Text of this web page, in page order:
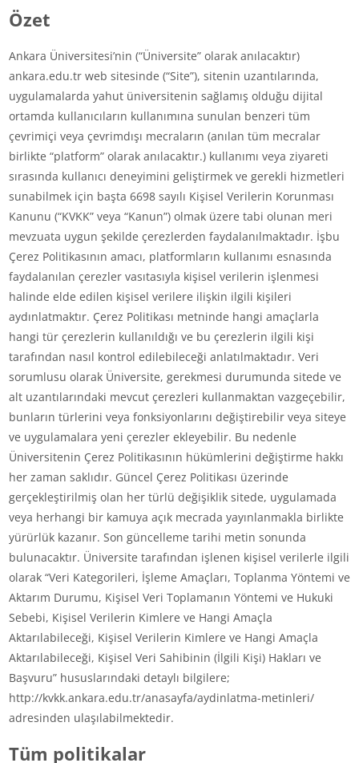
Özet
Ankara Üniversitesi’nin (“Üniversite” olarak anılacaktır)
ankara.edu.tr web sitesinde (“Site”), sitenin uzantılarında,
uygulamalarda yahut üniversitenin sağlamış olduğu dijital
ortamda kullanıcıların kullanımına sunulan benzeri tüm
çevrimiçi veya çevrimdışı mecraların (anılan tüm mecralar
birlikte “platform” olarak anılacaktır.) kullanımı veya ziyareti
sırasında kullanıcı deneyimini geliştirmek ve gerekli hizmetleri
sunabilmek için başta 6698 sayılı Kişisel Verilerin Korunması
Kanunu (“KVKK” veya “Kanun”) olmak üzere tabi olunan meri
mevzuata uygun şekilde çerezlerden faydalanılmaktadır. İşbu
Çerez Politikasının amacı, platformların kullanımı esnasında
faydalanılan çerezler vasıtasıyla kişisel verilerin işlenmesi
halinde elde edilen kişisel verilere ilişkin ilgili kişileri
aydınlatmaktır. Çerez Politikası metninde hangi amaçlarla
hangi tür çerezlerin kullanıldığı ve bu çerezlerin ilgili kişi
tarafından nasıl kontrol edilebileceği anlatılmaktadır. Veri
sorumlusu olarak Üniversite, gerekmesi durumunda sitede ve
alt uzantılarındaki mevcut çerezleri kullanmaktan vazgeçebilir,
bunların türlerini veya fonksiyonlarını değiştirebilir veya siteye
ve uygulamalara yeni çerezler ekleyebilir. Bu nedenle
Üniversitenin Çerez Politikasının hükümlerini değiştirme hakkı
her zaman saklıdır. Güncel Çerez Politikası üzerinde
gerçekleştirilmiş olan her türlü değişiklik sitede, uygulamada
veya herhangi bir kamuya açık mecrada yayınlanmakla birlikte
yürürlük kazanır. Son güncelleme tarihi metin sonunda
bulunacaktır. Üniversite tarafından işlenen kişisel verilerle ilgili
olarak “Veri Kategorileri, İşleme Amaçları, Toplanma Yöntemi ve
Aktarım Durumu, Kişisel Veri Toplamanın Yöntemi ve Hukuki
Sebebi, Kişisel Verilerin Kimlere ve Hangi Amaçla
Aktarılabileceği, Kişisel Verilerin Kimlere ve Hangi Amaçla
Aktarılabileceği, Kişisel Veri Sahibinin (İlgili Kişi) Hakları ve
Başvuru” hususlarındaki detaylı bilgilere;
http://kvkk.ankara.edu.tr/anasayfa/aydinlatma-metinleri/
adresinden ulaşılabilmektedir.
Tüm politikalar